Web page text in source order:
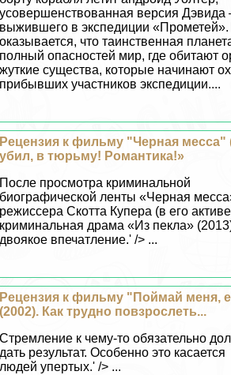
усовершенствованная версия Дэвида
выжившего в экспедиции «Прометей».
оказывается, что таинственная
полный опасностей мир, где обитают
жуткие существа, которые начинают
прибывших участников экспедиции....
Рецензия к фильму "Черная месса"
убил, в тюрьму! Романтика!»
После просмотра криминальной
биографической ленты «Черная
режиссера Скотта Купера (в его активе
криминальная драма «Из пекла»
двоякое впечатление.' /> ...
Рецензия к фильму "Поймай меня,
(2002). Как трудно повзрослеть...
Стремление к чему-то обязательно
дать результат. Особенно это касается
людей упертых.' /> ...